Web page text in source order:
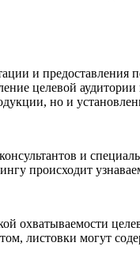
и
целевой
но и
и
происходит
охватываемости
листовки могут